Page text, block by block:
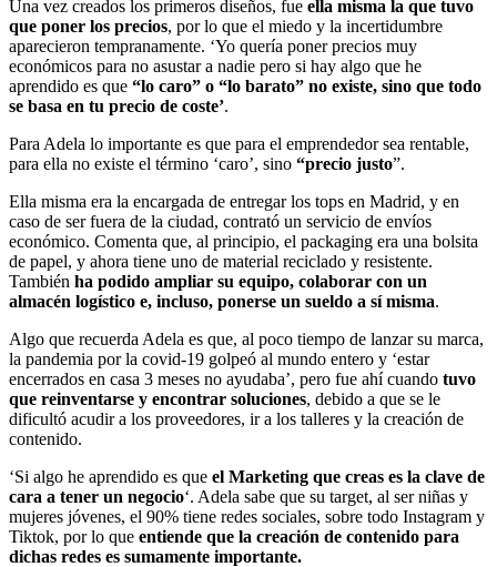
Una vez creados los primeros diseños, fue ella misma la que tuvo
que poner los precios, por lo que el miedo y la incertidumbre
aparecieron tempranamente. ‘Yo quería poner precios muy
económicos para no asustar a nadie pero si hay algo que he
aprendido es que “lo caro” o “lo barato” no existe, sino que todo
se basa en tu precio de coste’.
Para Adela lo importante es que para el emprendedor sea rentable,
para ella no existe el término ‘caro’, sino “precio justo”.
Ella misma era la encargada de entregar los tops en Madrid, y en
caso de ser fuera de la ciudad, contrató un servicio de envíos
económico. Comenta que, al principio, el packaging era una bolsita
de papel, y ahora tiene uno de material reciclado y resistente.
También ha podido ampliar su equipo, colaborar con un
almacén logístico e, incluso, ponerse un sueldo a sí misma.
Algo que recuerda Adela es que, al poco tiempo de lanzar su marca,
la pandemia por la covid-19 golpeó al mundo entero y ‘estar
encerrados en casa 3 meses no ayudaba’, pero fue ahí cuando tuvo
que reinventarse y encontrar soluciones, debido a que se le
dificultó acudir a los proveedores, ir a los talleres y la creación de
contenido.
‘Si algo he aprendido es que el Marketing que creas es la clave de
cara a tener un negocio‘. Adela sabe que su target, al ser niñas y
mujeres jóvenes, el 90% tiene redes sociales, sobre todo Instagram y
Tiktok, por lo que entiende que la creación de contenido para
dichas redes es sumamente importante.